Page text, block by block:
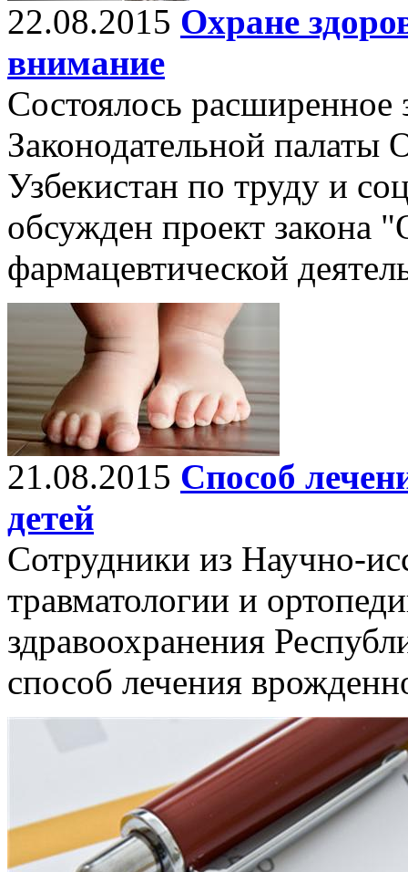
22.08.2015 Охране
внимание
Состоялось расширенное
Законодательной
Узбекистан по труду и
обсужден проект закона
фармацевтической
21.08.2015 Способ
детей
Сотрудники из Научно-
травматологии и
здравоохранения
способ лечения